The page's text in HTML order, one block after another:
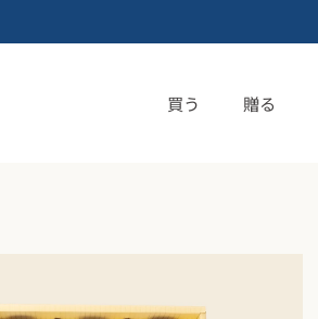
買う 贈る